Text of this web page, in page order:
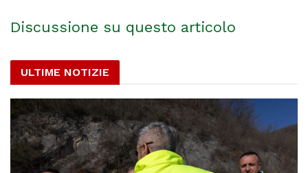
Discussione su questo articolo
ULTIME NOTIZIE